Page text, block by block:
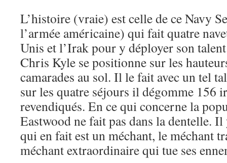
L’histoire (vraie) est celle de ce Navy
l’armée américaine) qui fait quatre
Unis et l’Irak pour y déployer son
Chris Kyle se positionne sur les
camarades au sol. Il le fait avec un tel
sur les quatre séjours il dégomme 156
revendiqués. En ce qui concerne la
Eastwood ne fait pas dans la dentelle.
qui en fait est un méchant, le méchant
méchant extraordinaire qui tue ses